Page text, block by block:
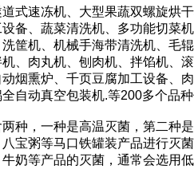
速冻机、大型果蔬双螺旋烘
备、蔬菜清洗机、多功能切菜
筐机、机械手海带清洗机、毛
、肉丸机、刨肉机、拌馅机、
烟熏炉、千页豆腐加工设备、
自动真空包装机.等200多个品
种，一种是高温灭菌，第二种
宝粥等马口铁罐装产品进行灭
奶等产品的灭菌，通常会选用